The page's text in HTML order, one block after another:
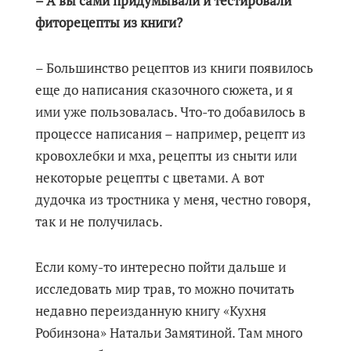
фиторецепты из книги?
– Большинство рецептов из книги появилось
еще до написания сказочного сюжета, и я
ими уже пользовалась. Что-то добавилось в
процессе написания – например, рецепт из
кровохлебки и мха, рецепты из сныти или
некоторые рецепты с цветами. А вот
дудочка из тростника у меня, честно говоря,
так и не получилась.
Если кому-то интересно пойти дальше и
исследовать мир трав, то можно почитать
недавно переизданную книгу «Кухня
Робинзона» Натальи Замятиной. Там много